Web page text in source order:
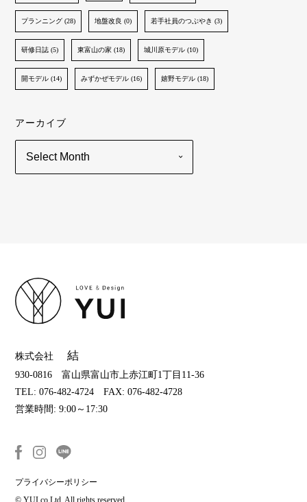
プランニング (28) 地盤改良 (0) 若手社員のつぶやき (3)
研修日誌 (5) 東富山の家 (18) 城川原モデル (10)
開モデル (14) みずかぜモデル (16) 嬉野モデル (18)
アーカイブ
株式会社 結
930-0816 富山県富山市上赤江町1丁目11-36
TEL: 076-482-4724 FAX: 076-482-4728
営業時間: 9:00～17:30
プライバシーポリシー
© YUI co,Ltd. All rights reserved.